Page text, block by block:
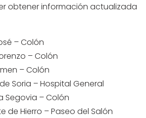
obtener información actualizada
– Colón
– Colón
– Colón
Soria – Hospital General
Segovia – Colón
de Hierro – Paseo del Salón